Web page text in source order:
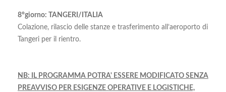
8°giorno: TANGERI/ITALIA
Colazione, rilascio delle stanze e trasferimento all’aeroporto di
Tangeri per il rientro.
NB: IL PROGRAMMA POTRA' ESSERE MODIFICATO SENZA
PREAVVISO PER ESIGENZE OPERATIVE E LOGISTICHE,